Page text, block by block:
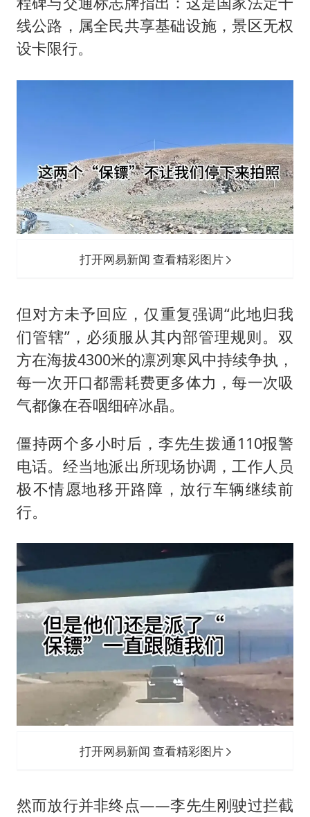
线公路，属全民共享基础设施，景区无权
设卡限行。
打开网易新闻 查看精彩图片
但对方未予回应，仅重复强调“此地归我
们管辖”，必须服从其内部管理规则。双
方在海拔4300米的凛冽寒风中持续争执，
每一次开口都需耗费更多体力，每一次吸
气都像在吞咽细碎冰晶。
僵持两个多小时后，李先生拨通110报警
电话。经当地派出所现场协调，工作人员
极不情愿地移开路障，放行车辆继续前
行。
打开网易新闻 查看精彩图片
然而放行并非终点——李先生刚驶过拦截